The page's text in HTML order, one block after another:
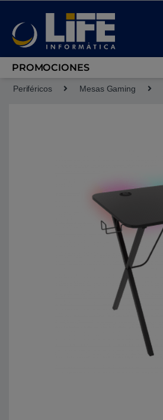
PROMOCIONES
Periféricos Mesas Gaming